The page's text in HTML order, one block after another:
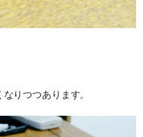
りつつあります。